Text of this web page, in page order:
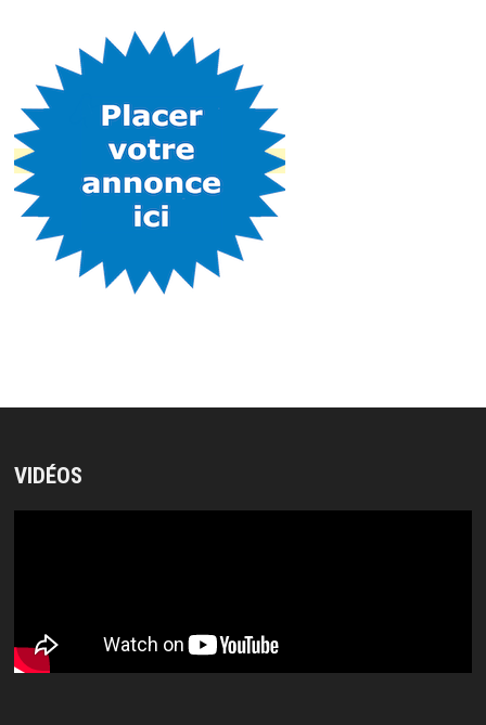
VIDÉOS